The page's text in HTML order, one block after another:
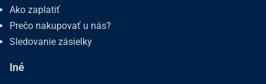
Ako zaplatiť
Prečo nakupovať u nás?
Sledovanie zásielky
Iné